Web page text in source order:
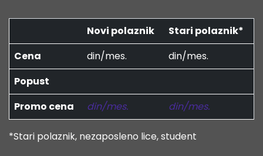
Novi polaznik
Stari polaznik*
Cena
din/mes.
din/mes.
Popust
Promo cena
din/mes. din/mes.
*Stari polaznik, nezaposleno lice, student